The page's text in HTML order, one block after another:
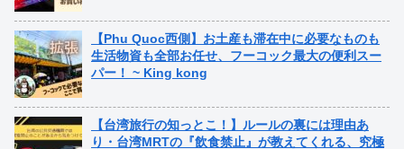
【Phu Quoc西側】お土産も滞在中に必要なものも
生活物資も全部お任せ、フーコック最大の便利スー
パー！ ~ King kong
【台湾旅行の知っとこ！】ルールの裏には理由あ
り・台湾MRTの『飲食禁止』が教えてくれる、究極